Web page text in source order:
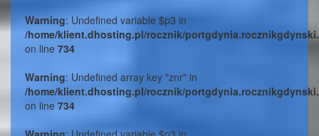
Warning: Undefined variable $p3 in
/home/klient.dhosting.pl/rocznik/
on line 734
Warning: Undefined array key "znr" in
/home/klient.dhosting.pl/rocznik/
on line 734